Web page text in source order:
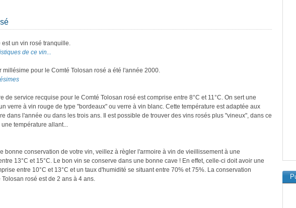
est un vin rosé tranquille.
de ce vin...
millésime pour le Comté Tolosan rosé a été l'année 2000.
de service recquise pour le Comté Tolosan rosé est comprise entre 8°C et 11°C. On sert une
verre à vin rouge de type "bordeaux" ou verre à vin blanc. Cette température est adaptée aux
dans l'année ou dans les trois ans. Il est possible de trouver des vins rosés plus "vineux", dans ce
température allant...
bonne conservation de votre vin, veillez à règler l'armoire à vin de vieillissement à une
13°C et 15°C. Le bon vin se conserve dans une bonne cave ! En effet, celle-ci doit avoir une
entre 10°C et 13°C et un taux d'humidité se situant entre 70% et 75%. La conservation
rosé est de 2 ans à 4 ans.